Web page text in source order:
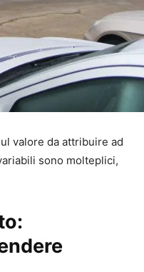
valore da attribuire ad
sono molteplici,